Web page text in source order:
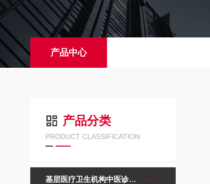
产品中心
产品分类
PRODUCT CLASSIFICATION
基层医疗卫生机构中医诊疗区（中医馆）服务能力建设项目诊疗设备